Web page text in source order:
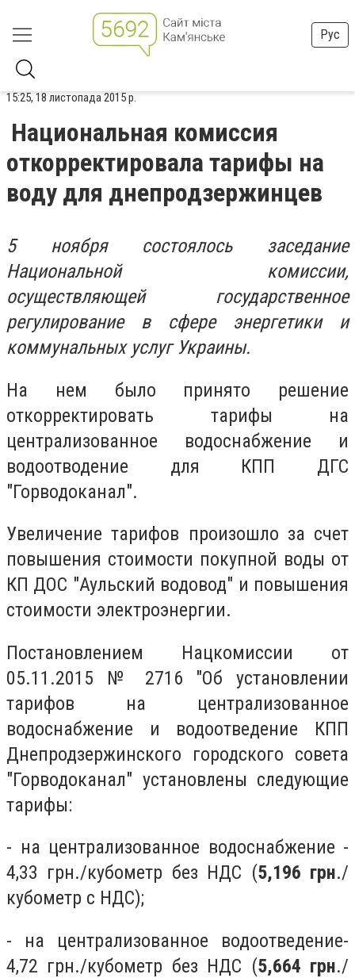
Рус
15:25, 18 листопада 2015 р.
Национальная комиссия
откорректировала тарифы на
воду для днепродзержинцев
5 ноября состоялось заседание
Национальной комиссии,
осуществляющей государственное
регулирование в сфере энергетики и
коммунальных услуг Украины.
На нем было принято решение
откорректировать тарифы на
централизованное водоснабжение и
водоотводение для КПП ДГС
"Горводоканал".
Увеличение тарифов произошло за счет
повышения стоимости покупной воды от
КП ДОС "Аульский водовод" и повышения
стоимости электроэнергии.
Постановлением Нацкомиссии от
05.11.2015 № 2716 "Об установлении
тарифов на централизованное
водоснабжение и водоотведение КПП
Днепродзержинского городского совета
"Горводоканал" установлены следующие
тарифы:
- на централизованное водоснабжение -
4,33 грн./кубометр без НДС (5,196 грн./
кубометр с НДС);
- на централизованное водоотведение-
4,72 грн./кубометр без НДС (5,664 грн./